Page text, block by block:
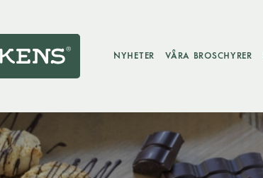
NYHETER VÅRA BROSCHYRER